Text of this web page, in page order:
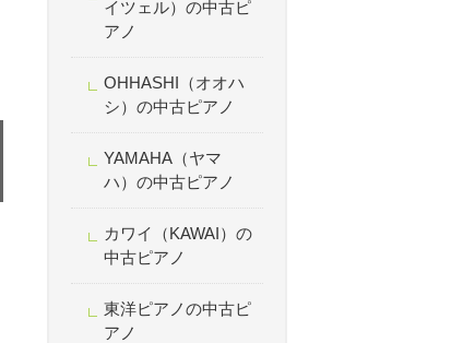
イツェル）の中古ピ
アノ
OHHASHI（オオハ
シ）の中古ピアノ
YAMAHA（ヤマ
ハ）の中古ピアノ
カワイ（KAWAI）の
中古ピアノ
東洋ピアノの中古ピ
アノ